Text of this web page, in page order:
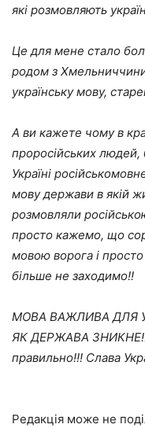
які розмовляють
Це для мене стало
родом з Хмельниччини
українську мову,
А ви кажете чому в
проросійських
Україні
мову держави в якій
розмовляли
просто кажемо, що
мовою ворога і
більше не заходимо!!
МОВА ВАЖЛИВА ДЛЯ
ЯК ДЕРЖАВА ЗНИКНЕ!!!
правильно!!! Слава
Редакція може не